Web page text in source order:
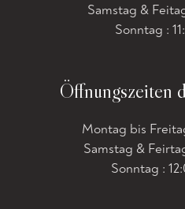
Samstag &
Sonntag :
Öffnungszeiten
Montag bis
Samstag &
Sonntag :